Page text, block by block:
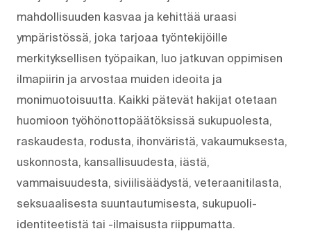
mahdollisuuden kasvaa ja kehittää uraasi
ympäristössä, joka tarjoaa työntekijöille
merkityksellisen työpaikan, luo jatkuvan oppimisen
ilmapiirin ja arvostaa muiden ideoita ja
monimuotoisuutta. Kaikki pätevät hakijat otetaan
huomioon työhönottopäätöksissä sukupuolesta,
raskaudesta, rodusta, ihonväristä, vakaumuksesta,
uskonnosta, kansallisuudesta, iästä,
vammaisuudesta, siviilisäädystä, veteraanitilasta,
seksuaalisesta suuntautumisesta, sukupuoli-
identiteetistä tai -ilmaisusta riippumatta.